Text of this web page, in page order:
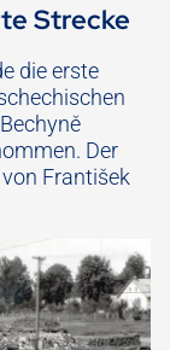
Strecke
die erste
Der
František